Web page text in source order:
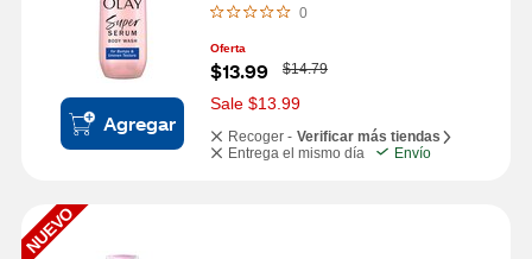
Agregar
0
Oferta
$13.99
W
a
s
$14.79
Sale $13.99
Recoger - Verificar más tiendas
Entrega el mismo día
Envío
NUEVO